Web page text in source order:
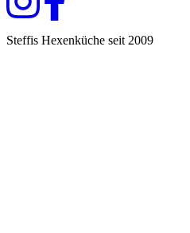
Steffis Hexenküche seit 2009